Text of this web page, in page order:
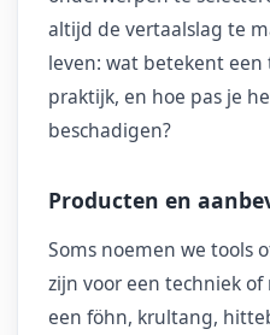
altijd de vertaalslag te
leven: wat betekent
praktijk, en hoe pas je
beschadigen?
Producten en
Soms noemen we tools
zijn voor een techniek
een föhn, krultang,